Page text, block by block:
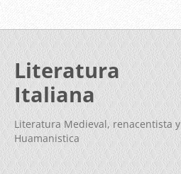
Literatura
Italiana
Literatura Medieval, renacentista y
Huamanistica